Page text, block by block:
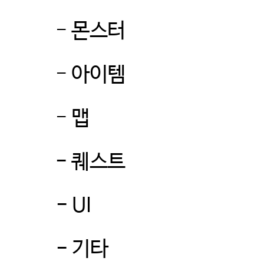
- 몬스터
- 아이템
- 맵
-퀘스트
- UI
- 기타